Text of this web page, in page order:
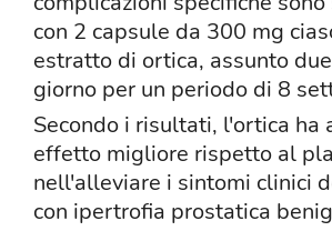
con 2 capsule da 300 mg
estratto di ortica, assunto
giorno per un periodo di 8
Secondo i risultati, l'ortica ha
effetto migliore rispetto al
nell'alleviare i sintomi clinici
con ipertrofia prostatica